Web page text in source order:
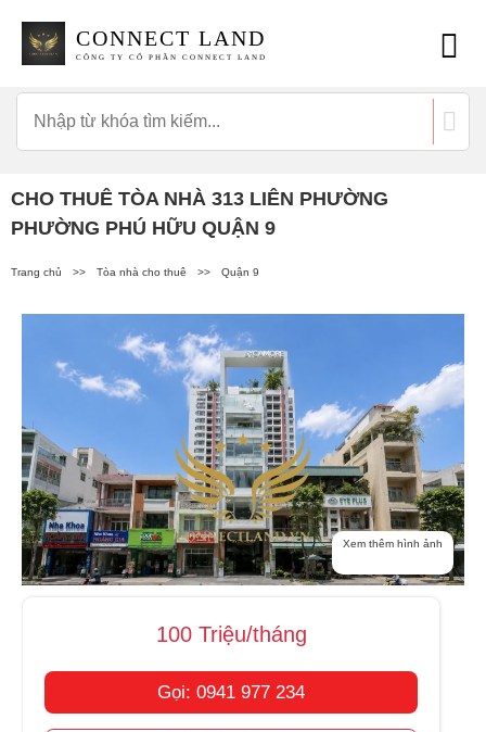
CONNECT LAND
CÔNG TY CỔ PHẦN CONNECT LAND
CHO THUÊ TÒA NHÀ 313 LIÊN PHƯỜNG
PHƯỜNG PHÚ HỮU QUẬN 9
Trang chủ >> Tòa nhà cho thuê >> Quận 9
Xem thêm hình ảnh
100 Triệu/tháng
Gọi: 0941 977 234